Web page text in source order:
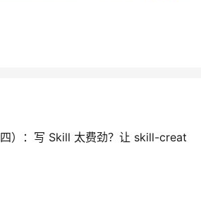
）：写 Skill 太费劲？让 skill-creat